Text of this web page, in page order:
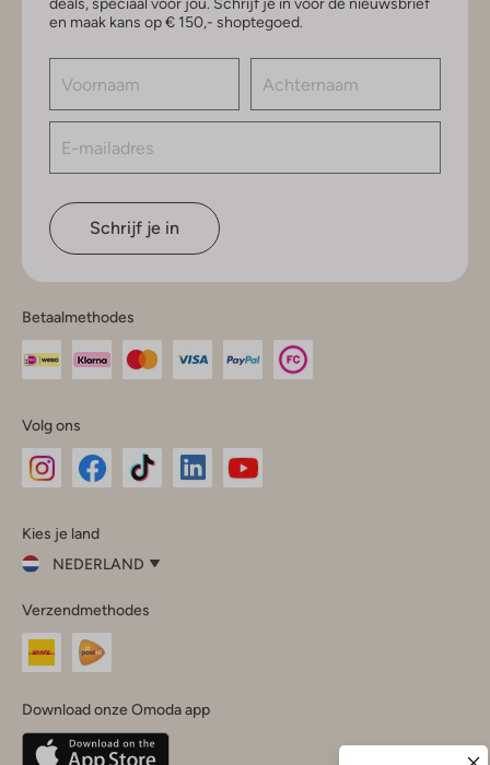
deals, speciaal voor jou. Schrijf je in voor de nieuwsbrief
en maak kans op € 150,- shoptegoed.
Schrijf je in
Betaalmethodes
Volg ons
InstagramFacebook
Kies je land
NEDERLAND
je
land
Nederland
Belgique(Français)
Verzendmethodes
Download onze Omoda app